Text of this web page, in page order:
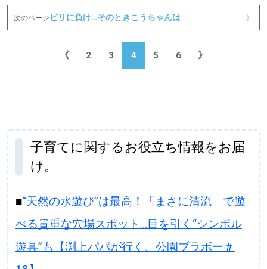
次のページ ビリに負け…そのときこうちゃんは 》
《 2 3 4 5 6 》
子育てに関するお役立ち情報をお届
け。
■“天然の水遊び”は最高！「まさに清流」で遊
べる貴重な穴場スポット…目を引く“シンボル
遊具”も【渕上パパが行く、公園ブラボー＃